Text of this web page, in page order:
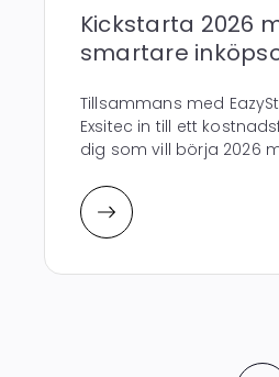
Kickstarta 2026
smartare
Tillsammans med
Exsitec in till ett
dig som vill börja 2026